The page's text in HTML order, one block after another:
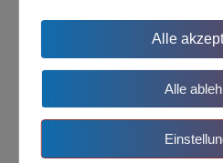
Ihre Ängste und
haben bis zu einem
mit Ihnen den
zu finden.
Alle
Alle